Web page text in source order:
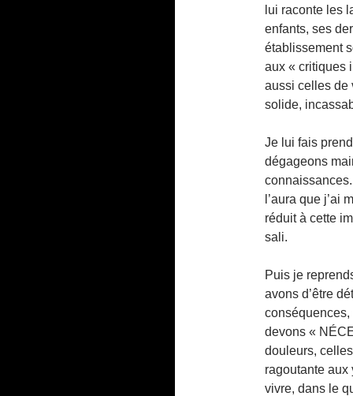
lui raconte les
enfants, ses
établissement
aux « critiques
aussi celles de
solide,
Je lui fais
dégageons
l’aura que j’ai
réduit à cette
sali.
Puis je
avons d’être
conséquences,
devons «
douleurs,
ragoutante aux
vivre, dans le